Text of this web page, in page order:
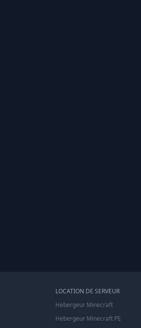
LOCATION DE SERVEUR
Hebergeur Minecraft
Hebergeur Minecraft PE